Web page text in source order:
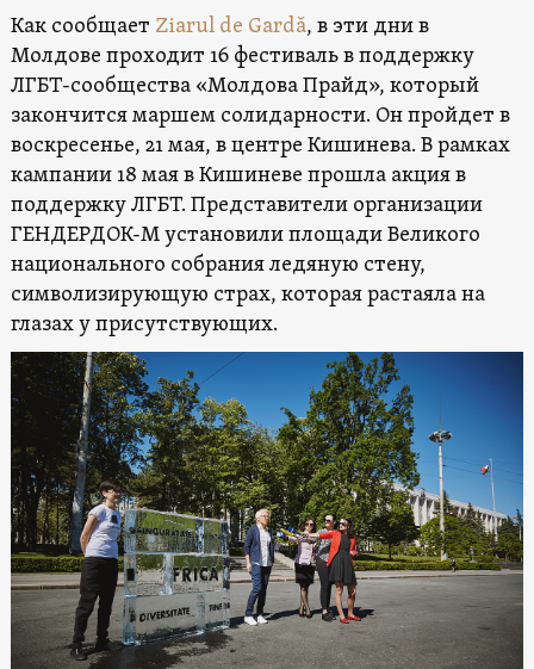
Как сообщает Ziarul de Gardă, в эти дни в
Молдове проходит 16 фестиваль в поддержку
ЛГБТ-сообщества «Молдова Прайд», который
закончится маршем солидарности. Он пройдет в
воскресенье, 21 мая, в центре Кишинева. В рамках
кампании 18 мая в Кишиневе прошла акция в
поддержку ЛГБТ. Представители организации
ГЕНДЕРДОК-М установили площади Великого
национального собрания ледяную стену,
символизирующую страх, которая растаяла на
глазах у присутствующих.